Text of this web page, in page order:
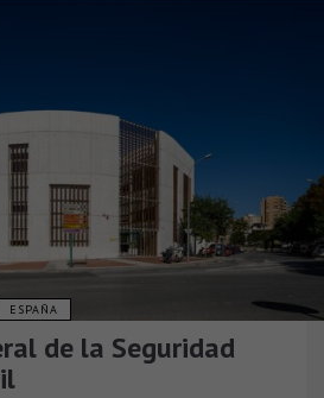
ESPAÑA
de la Seguridad